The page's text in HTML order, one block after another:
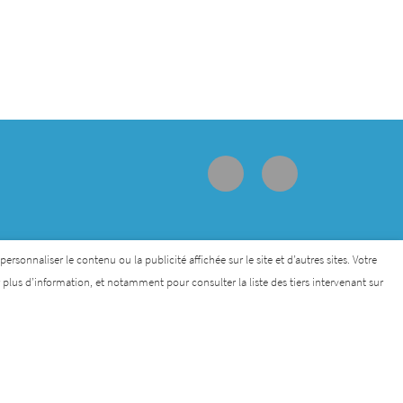
le contenu ou la publicité affichée sur le site et d’autres sites. Votre
d’information, et notamment pour consulter la liste des tiers intervenant sur